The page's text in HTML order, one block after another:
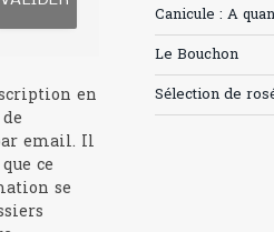
en
email. Il
ce
se
Canicule : A
Le Bouchon
Sélection de